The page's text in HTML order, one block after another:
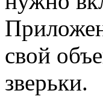
свой
зверьки.